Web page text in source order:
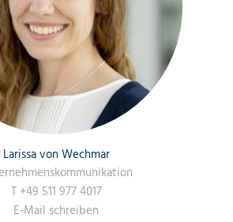
Larissa von Wechmar
T +49 511 977 4017
E-Mail schreiben